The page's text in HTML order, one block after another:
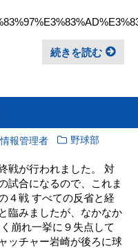
続きを読む
報管理者 野球部
戦が行われました。 対
試合になるので、これま
４戦 すべての反省と経
臨みましたが、なかなか
崩れ一挙に９失点して
ッチャー岩崎が後ろに球